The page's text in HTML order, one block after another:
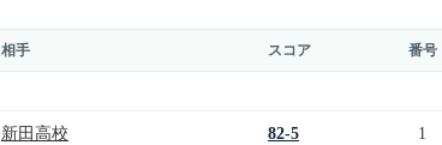
相手 スコア 番号
新田高校 82-5 1